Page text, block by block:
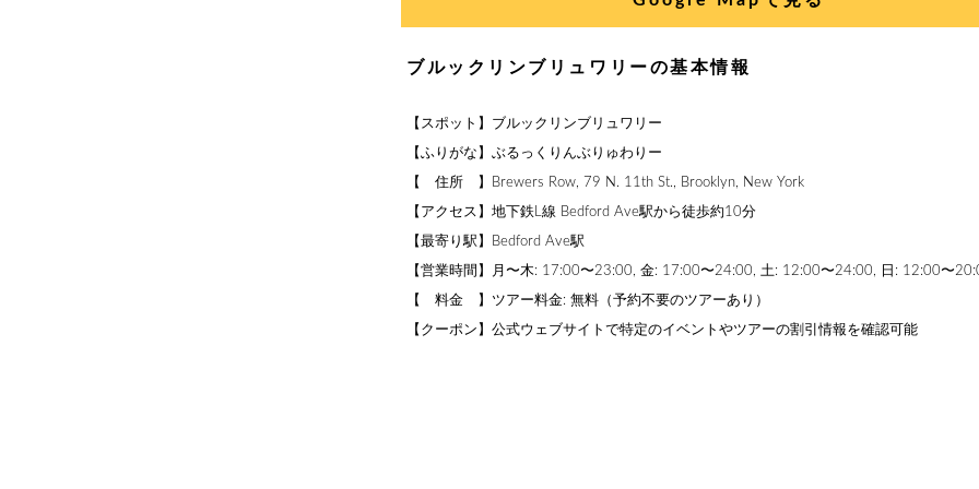
ブルックリンブリュワリーの基本情報
【スポット】ブルックリンブリュワリー
【ふりがな】ぶるっくりんぶりゅわりー
【 住所 】Brewers Row, 79 N. 11th St., Brooklyn, New York
【アクセス】地下鉄L線 Bedford Ave駅から徒歩約10分
【最寄り駅】Bedford Ave駅
【営業時間】月〜木: 17:00〜23:00, 金: 17:00〜24:00, 土: 12:00〜24:00, 日: 12:00〜
【 料金 】ツアー料金: 無料（予約不要のツアーあり）
【クーポン】公式ウェブサイトで特定のイベントやツアーの割引情報を確認可能